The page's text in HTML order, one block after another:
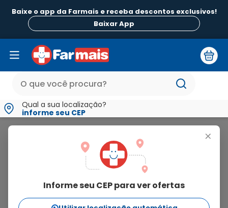
Baixe o app da Farmais e receba descontos exclusivos!
Baixar App
Qual a sua localização?
informe seu CEP
+
Informe seu CEP para ver ofertas